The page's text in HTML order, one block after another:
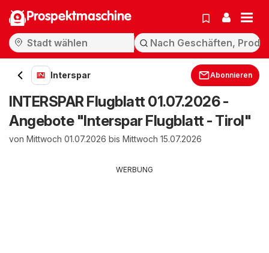
Prospektmaschine
Interspar Abonnieren
INTERSPAR Flugblatt 01.07.2026 -
Angebote "Interspar Flugblatt - Tirol"
von Mittwoch 01.07.2026 bis Mittwoch 15.07.2026
WERBUNG